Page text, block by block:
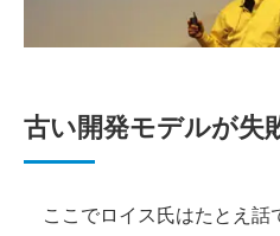
古い開発モデルが失
ここでロイス氏はたとえ話